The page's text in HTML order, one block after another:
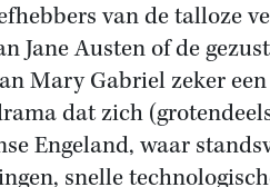
van de talloze
Jane Austen of de
Mary Gabriel zeker
dat zich
Engeland, waar
snelle